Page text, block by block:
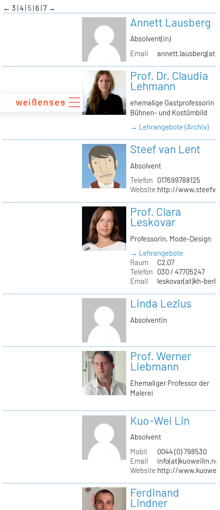
zum
Inhalt
← 3 4 5 6 7 →
Annett Lausberg
Absolvent(in)
Email
Prof. Dr. Claudia
Lehmann
ehemalige Gastprofessorin
Bühnen- und Kostümbild
→ Lehrangebote (Archiv)
Steef van Lent
Absolvent
Telefon
017699788125
Website http://
Prof. Clara
Leskovar
Professorin, Mode-Design
→ Lehrangebote
Raum
C2.07
Telefon
030 / 47705247
Email
leskovar(at)kh-
Linda Lezius
Absolventin
Prof. Werner
Liebmann
Ehemaliger Professor der
Malerei
Kuo-Wei Lin
Absolvent
Mobil
0044 (0) 798530
Email
Website http://
Ferdinand
Lindner